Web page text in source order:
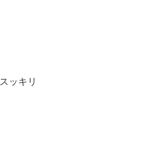
スッキリ